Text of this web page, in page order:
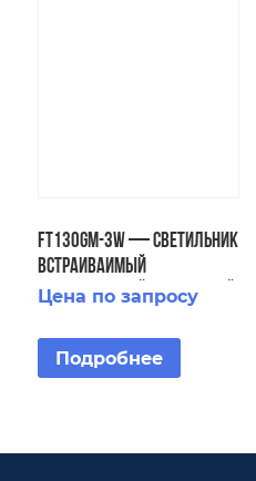
FT130GM-3W — Светильник
встраиваимый
светодиодный подводный
Цена по запросу
Подробнее